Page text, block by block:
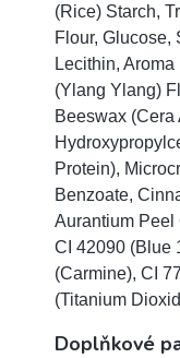
(Rice) Starch,
Flour, Glucose,
Lecithin,
(Ylang Ylang)
Beeswax (Cera
Protein),
Benzoate,
Aurantium Peel
CI 42090 (Blue
(Carmine), CI
(Titanium
Doplňkové